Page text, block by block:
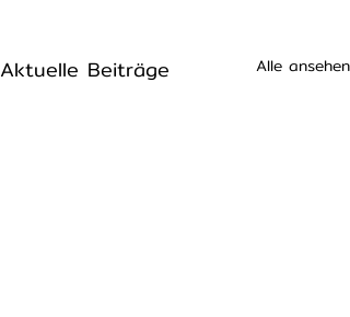
Aktuelle Beiträge Alle ansehen